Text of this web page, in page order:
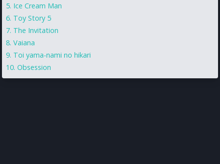
Ice Cream Man
Toy Story 5
The Invitation
Vaiana
Toi yama-nami no hikari
Obsession